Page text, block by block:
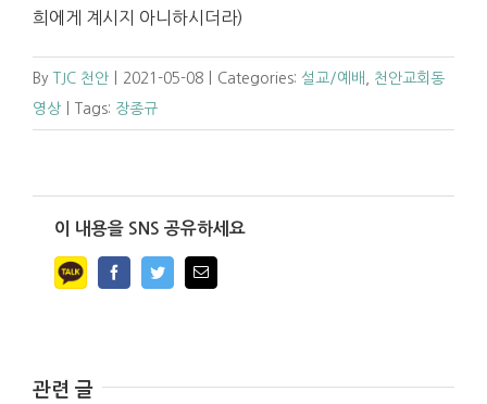
희에게 계시지 아니하시더라)
By TJC 천안 2021-05-08 Categories: 설교/예배
천안교회동
영상
Tags: 장종규
이 내용을 SNS 공유하세요
FacebookTwitterEmail
관련 글